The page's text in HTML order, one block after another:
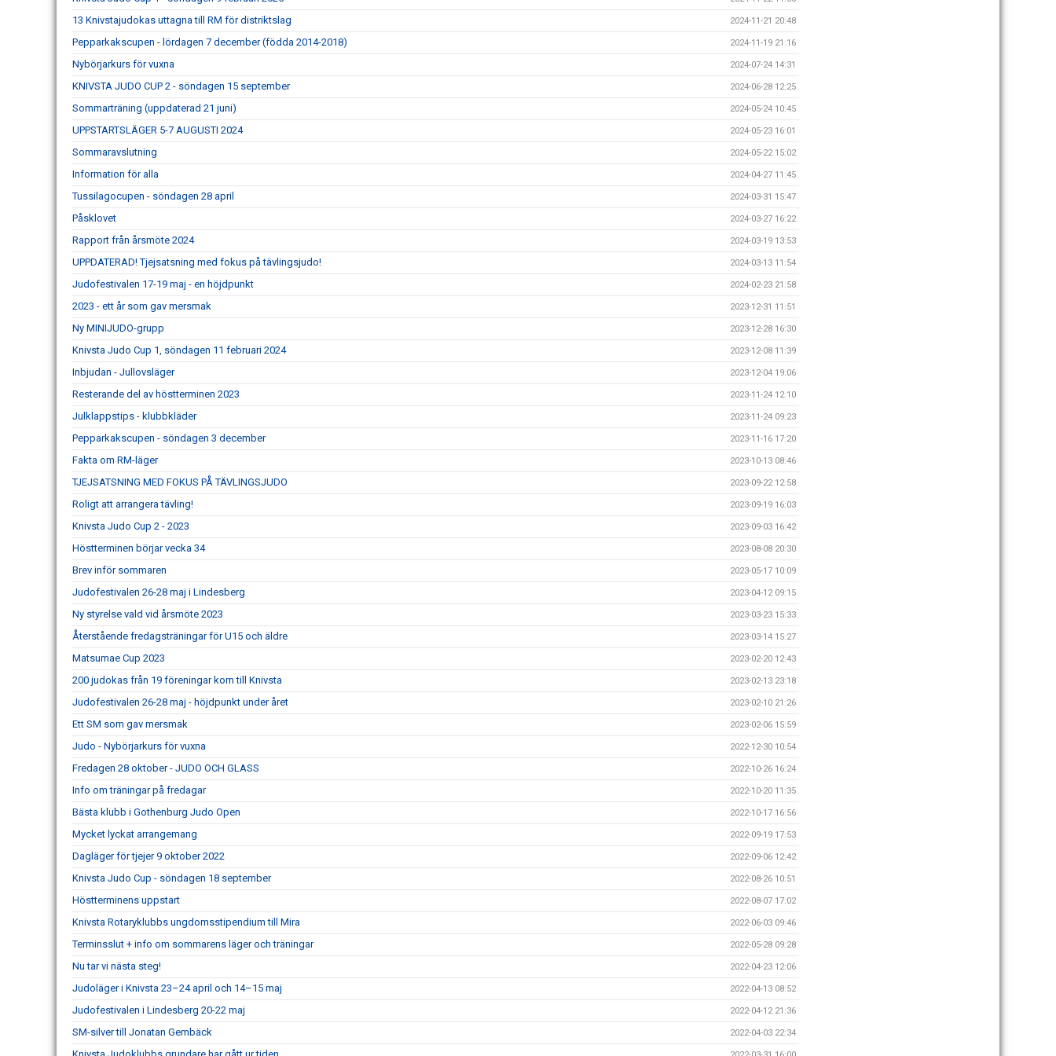
13 Knivstajudokas uttagna till RM för distriktslag 2024-11-21 20:48
Pepparkakscupen - lördagen 7 december (födda 2014-2018) 2024-11-19 21:16
Nybörjarkurs för vuxna 2024-07-24 14:31
KNIVSTA JUDO CUP 2 - söndagen 15 september 2024-06-28 12:25
Sommarträning (uppdaterad 21 juni) 2024-05-24 10:45
UPPSTARTSLÄGER 5-7 AUGUSTI 2024 2024-05-23 16:01
Sommaravslutning 2024-05-22 15:02
Information för alla 2024-04-27 11:45
Tussilagocupen - söndagen 28 april 2024-03-31 15:47
Påsklovet 2024-03-27 16:22
Rapport från årsmöte 2024 2024-03-19 13:53
UPPDATERAD! Tjejsatsning med fokus på tävlingsjudo! 2024-03-13 11:54
Judofestivalen 17-19 maj - en höjdpunkt 2024-02-23 21:58
2023 - ett år som gav mersmak 2023-12-31 11:51
Ny MINIJUDO-grupp 2023-12-28 16:30
Knivsta Judo Cup 1, söndagen 11 februari 2024 2023-12-08 11:39
Inbjudan - Jullovsläger 2023-12-04 19:06
Resterande del av höstterminen 2023 2023-11-24 12:10
Julklappstips - klubbkläder 2023-11-24 09:23
Pepparkakscupen - söndagen 3 december 2023-11-16 17:20
Fakta om RM-läger 2023-10-13 08:46
TJEJSATSNING MED FOKUS PÅ TÄVLINGSJUDO 2023-09-22 12:58
Roligt att arrangera tävling! 2023-09-19 16:03
Knivsta Judo Cup 2 - 2023 2023-09-03 16:42
Höstterminen börjar vecka 34 2023-08-08 20:30
Brev inför sommaren 2023-05-17 10:09
Judofestivalen 26-28 maj i Lindesberg 2023-04-12 09:15
Ny styrelse vald vid årsmöte 2023 2023-03-23 15:33
Återstående fredagsträningar för U15 och äldre 2023-03-14 15:27
Matsumae Cup 2023 2023-02-20 12:43
200 judokas från 19 föreningar kom till Knivsta 2023-02-13 23:18
Judofestivalen 26-28 maj - höjdpunkt under året 2023-02-10 21:26
Ett SM som gav mersmak 2023-02-06 15:59
Judo - Nybörjarkurs för vuxna 2022-12-30 10:54
Fredagen 28 oktober - JUDO OCH GLASS 2022-10-26 16:24
Info om träningar på fredagar 2022-10-20 11:35
Bästa klubb i Gothenburg Judo Open 2022-10-17 16:56
Mycket lyckat arrangemang 2022-09-19 17:53
Dagläger för tjejer 9 oktober 2022 2022-09-06 12:42
Knivsta Judo Cup - söndagen 18 september 2022-08-26 10:51
Höstterminens uppstart 2022-08-07 17:02
Knivsta Rotaryklubbs ungdomsstipendium till Mira 2022-06-03 09:46
Terminsslut + info om sommarens läger och träningar 2022-05-28 09:28
Nu tar vi nästa steg! 2022-04-23 12:06
Judoläger i Knivsta 23–24 april och 14–15 maj 2022-04-13 08:52
Judofestivalen i Lindesberg 20-22 maj 2022-04-12 21:36
SM-silver till Jonatan Gembäck 2022-04-03 22:34